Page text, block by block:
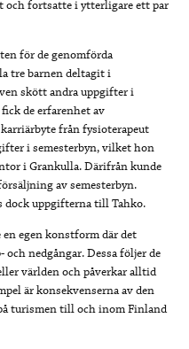
och fortsatte i ytterligare ett par
för de genomförda
tre barnen deltagit i
skött andra uppgifter i
de erfarenhet av
från fysioterapeut
i semesterbyn, vilket hon
i Grankulla. Därifrån kunde
av semesterbyn.
dock uppgifterna till Tahko.
egen konstform där det
nedgångar. Dessa följer de
världen och påverkar alltid
är konsekvenserna av den
turismen till och inom Finland